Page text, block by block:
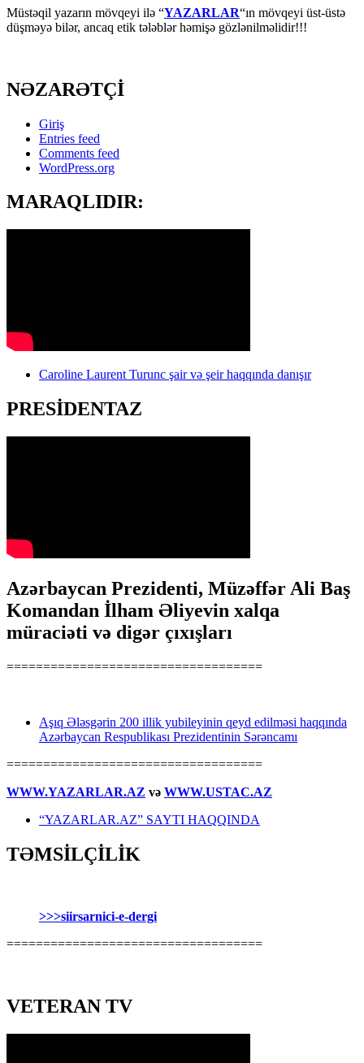
Müstəqil yazarın mövqeyi ilə “YAZARLAR“ın mövqeyi üst-üstə
düşməyə bilər, ancaq etik tələblər həmişə gözlənilməlidir!!!
NƏZARƏTÇİ
Giriş
Entries feed
Comments feed
WordPress.org
MARAQLIDIR:
Caroline Laurent Turunc şair və şeir haqqında danışır
PRESİDENTAZ
Azərbaycan Prezidenti, Müzəffər Ali Baş
Komandan İlham Əliyevin xalqa
müraciəti və digər çıxışları
===================================
Aşıq Ələsgərin 200 illik yubileyinin qeyd edilməsi haqqında
Azərbaycan Respublikası Prezidentinin Sərəncamı
===================================
WWW.YAZARLAR.AZ və WWW.USTAC.AZ
“YAZARLAR.AZ” SAYTI HAQQINDA
TƏMSİLÇİLİK
>>>siirsarnici-e-dergi
===================================
VETERAN TV